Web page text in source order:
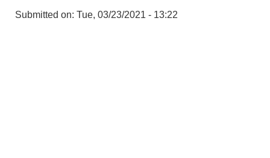
Submitted on: Tue, 03/23/2021 - 13:22